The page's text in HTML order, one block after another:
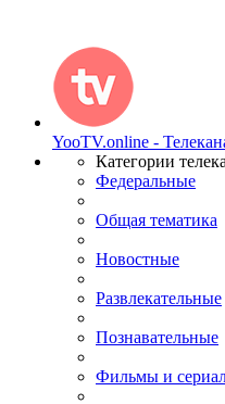
YooTV.online -
Категории
Федеральные
Общая тематика
Новостные
Развлекательные
Познавательные
Фильмы и